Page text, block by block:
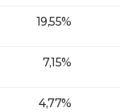
19,55%
7,15%
4,77%